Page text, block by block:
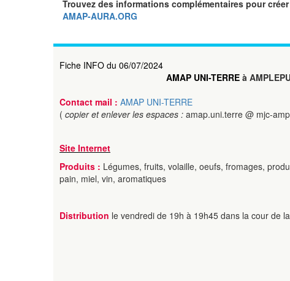
Trouvez des informations complémentaires pour
AMAP-AURA.ORG
Fiche INFO du 06/07/2024
AMAP UNI-TERRE à
Contact mail : AMAP UNI-TERRE
( copier et enlever les espaces : amap.uni.terre @ mjc-
Site Internet
Produits : Légumes, fruits, volaille, oeufs, fromages,
pain, miel, vin, aromatiques
Distribution le vendredi de 19h à 19h45 dans la cour de